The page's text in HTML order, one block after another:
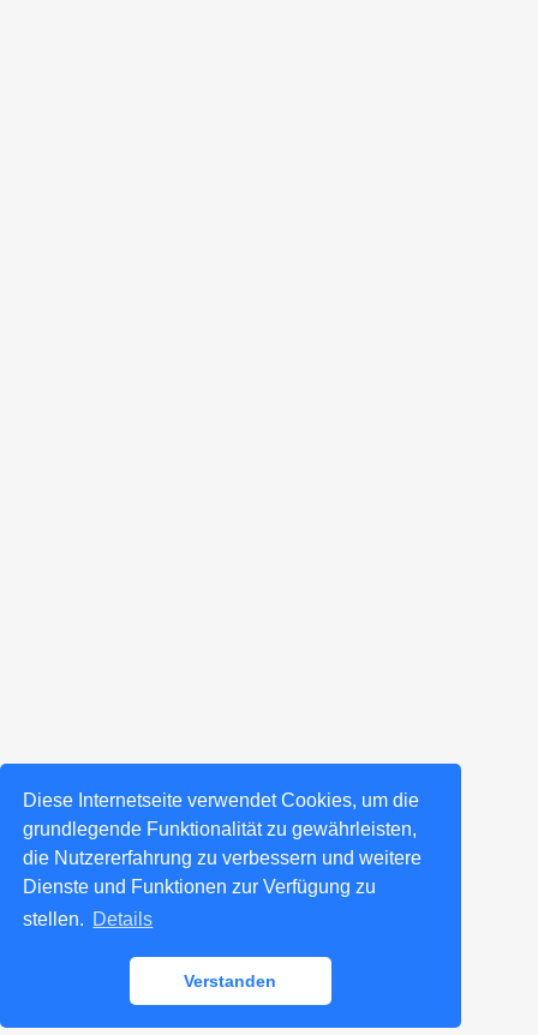
Diese Internetseite verwendet Cookies, um die
grundlegende Funktionalität zu gewährleisten,
die Nutzererfahrung zu verbessern und weitere
Dienste und Funktionen zur Verfügung zu
stellen. Details
Verstanden